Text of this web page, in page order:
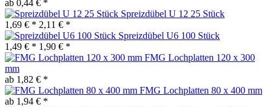
ab 0,44 € *
Spreizdübel U 12 25 Stück
1,69 € * 2,11 € *
Spreizdübel U6 100 Stück
1,49 € * 1,90 € *
FMG Lochplatten 120 x 300
mm
ab 1,82 € *
FMG Lochplatten 80 x 400 mm
ab 1,94 € *